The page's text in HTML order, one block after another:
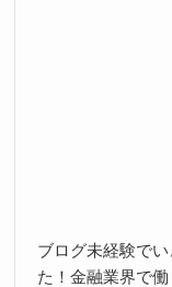
ブログ未経験で
た！金融業界で